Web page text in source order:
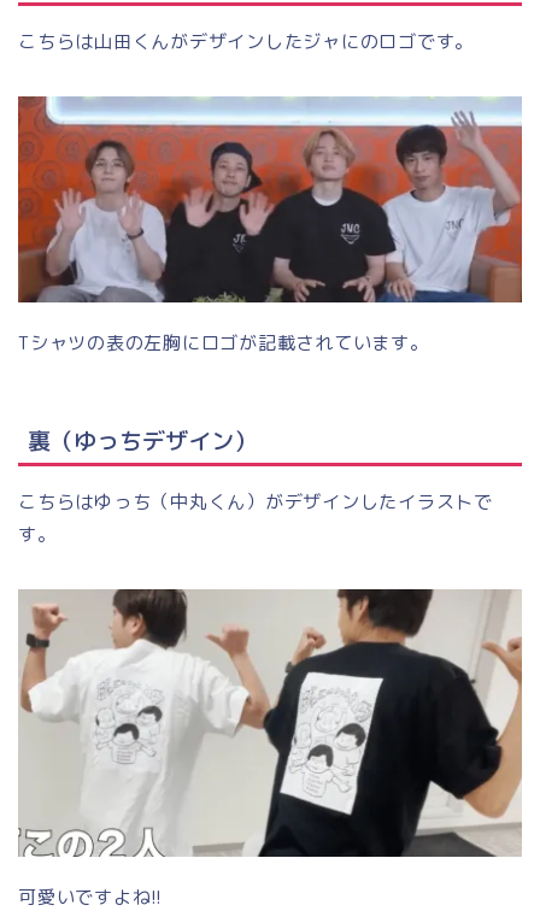
こちらは山田くんがデザインしたジャにのロゴです。
Tシャツの表の左胸にロゴが記載されています。
裏（ゆっちデザイン）
こちらはゆっち（中丸くん）がデザインしたイラストで
す。
可愛いですよね!!